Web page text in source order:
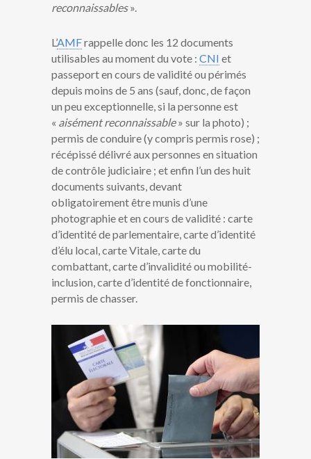
reconnaissables».
L’AMFrappelle donc les 12 documents
utilisables au moment du vote : CNI et
passeport en cours de validité ou périmés
depuis moins de 5 ans (sauf, donc, de façon
un peu exceptionnelle, si la personne est
« aisément reconnaissable» sur la photo) ;
permis de conduire (y compris permis rose) ;
récépissé délivré aux personnes en situation
de contrôle judiciaire ; et enfin l’un des huit
documents suivants, devant
obligatoirement être munis d’une
photographie et en cours de validité : carte
d’identité de parlementaire, carte d’identité
d’élu local, carte Vitale, carte du
combattant, carte d’invalidité ou mobilité-
inclusion, carte d’identité de fonctionnaire,
permis de chasser.